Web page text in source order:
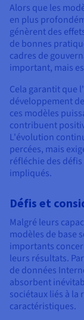
Alors que les
en plus
génèrent des
de bonnes
cadres de
important, mais
Cela garantit que
développement
ces modèles
contribuent
L'évolution
percées, mais
réfléchie des
impliqués.
Défis et
Malgré leurs
modèles de base
importants
leurs résultats.
de données
absorbent
sociétaux liés à la
caractéristiques.